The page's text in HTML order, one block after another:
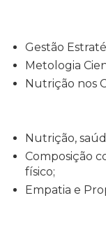
Gestão
Metologia
Nutrição nos
Nutrição,
Composição
físico;
Empatia e